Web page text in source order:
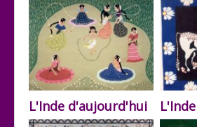
L'Inde d'aujourd'hui